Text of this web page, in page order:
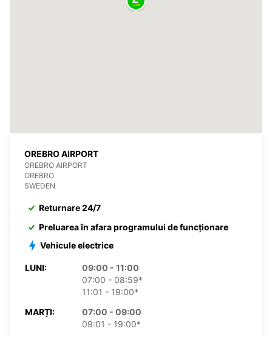
OREBRO AIRPORT
OREBRO AIRPORT
OREBRO
SWEDEN
Returnare 24/7
Preluarea în afara programului de funcționare
Vehicule electrice
LUNI:
09:00 - 11:00
07:00 - 08:59*
11:01 - 19:00*
MARȚI:
07:00 - 09:00
09:01 - 19:00*